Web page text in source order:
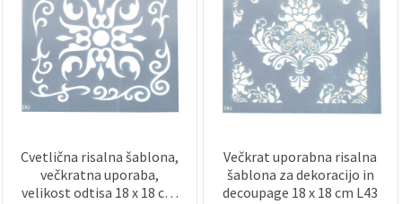
Cvetlična risalna šablona,
večkratna uporaba,
velikost odtisa 18 x 18 cm
Večkrat uporabna risalna
šablona za dekoracijo in
decoupage 18 x 18 cm L43